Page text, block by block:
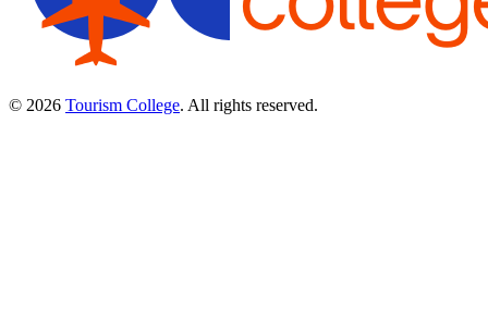
© 2026 Tourism College. All rights reserved.